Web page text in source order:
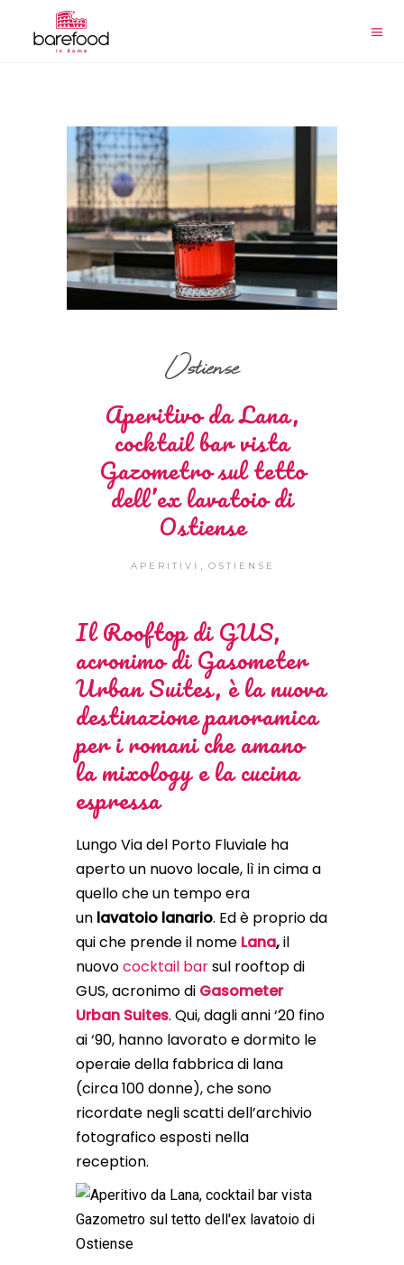
Ostiense
Aperitivo da Lana,
cocktail bar vista
Gazometro sul tetto
dell’ex lavatoio di
Ostiense
APERITIVI OSTIENSE
Il Rooftop di GUS,
acronimo di Gasometer
Urban Suites, è la nuova
destinazione panoramica
per i romani che amano
la mixology e la cucina
espressa
Lungo Via del Porto Fluviale ha
aperto un nuovo locale, lì in cima a
quello che un tempo era
un lavatoio lanario. Ed è proprio da
qui che prende il nome Lana,il
nuovococktail barsul rooftop di
GUS, acronimo di Gasometer
Urban Suites. Qui, dagli anni ‘20 fino
ai ‘90, hanno lavorato e dormito le
operaie della fabbrica di lana
(circa 100 donne), che sono
ricordate negli scatti dell’archivio
fotografico esposti nella
reception.